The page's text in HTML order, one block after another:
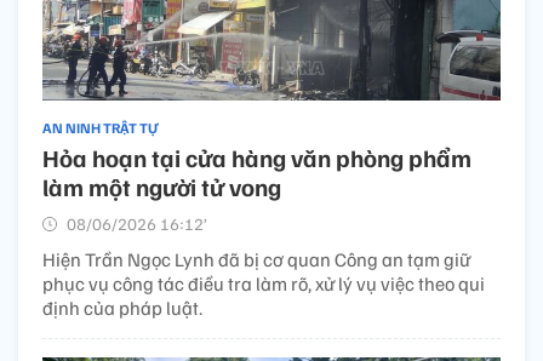
AN NINH TRẬT TỰ
Hỏa hoạn tại cửa hàng văn phòng phẩm
làm một người tử vong
08/06/2026 16:12’
Hiện Trần Ngọc Lynh đã bị cơ quan Công an tạm giữ
phục vụ công tác điều tra làm rõ, xử lý vụ việc theo qui
định của pháp luật.